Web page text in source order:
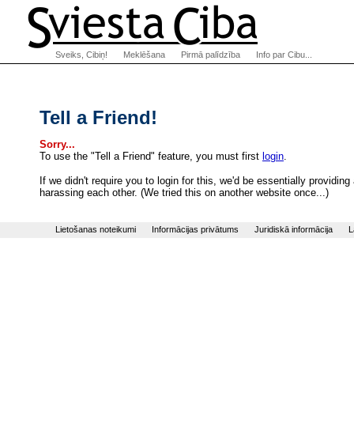
Tell a Friend!
Sorry...
To use the "Tell a Friend" feature, you must first login.
If we didn't require you to login for this, we'd be essentially
harassing each other. (We tried this on another website once...)
Sveiks, Cibiņ! Meklēšana Pirmā palīdzība Info par Cibu...
Lietošanas noteikumi Informācijas privātums Juridiskā informācija